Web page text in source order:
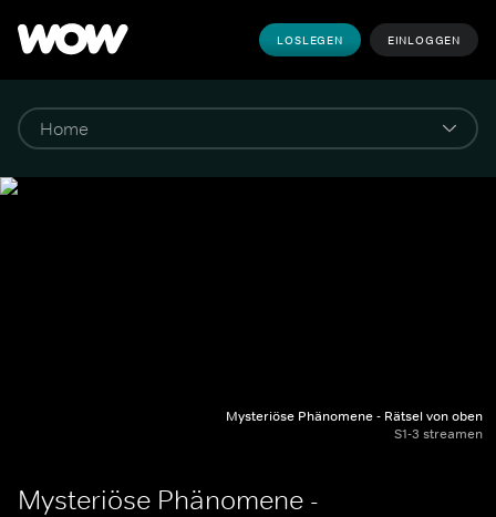
LOSLEGEN EINLOGGEN
Mysteriöse Phänomene - Rätsel von oben
S1-3 streamen
Mysteriöse Phänomene -